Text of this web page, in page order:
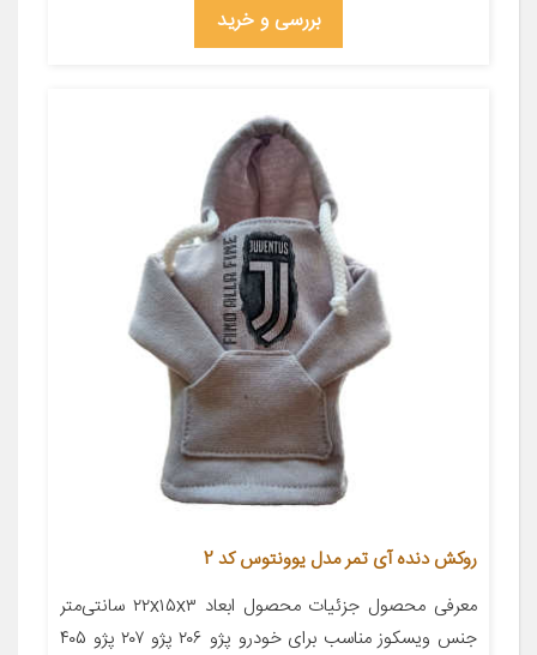
بررسی و خرید
روکش دنده آی تمر مدل یوونتوس کد 2
معرفی محصول جزئیات محصول ابعاد ۲۲x۱۵x۳ سانتی‌متر
جنس ویسکوز مناسب برای خودرو پژو ۲۰۶ پژو ۲۰۷ پژو ۴۰۵